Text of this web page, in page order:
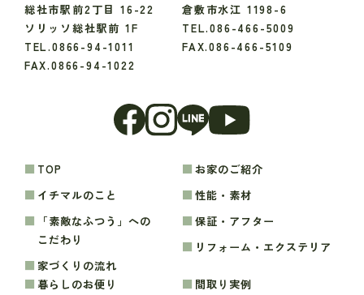
総社市駅前2丁目 16-22
ソリッソ総社駅前 1F
TEL.0866-94-1011
FAX.0866-94-1022
倉敷市水江 1198-6
TEL.086-466-5009
FAX.086-466-5109
TOP
イチマルのこと
「素敵なふつう」への
こだわり
家づくりの流れ
お家のご紹介
性能・素材
保証・アフター
リフォーム・エクステリア
暮らしのお便り 間取り実例